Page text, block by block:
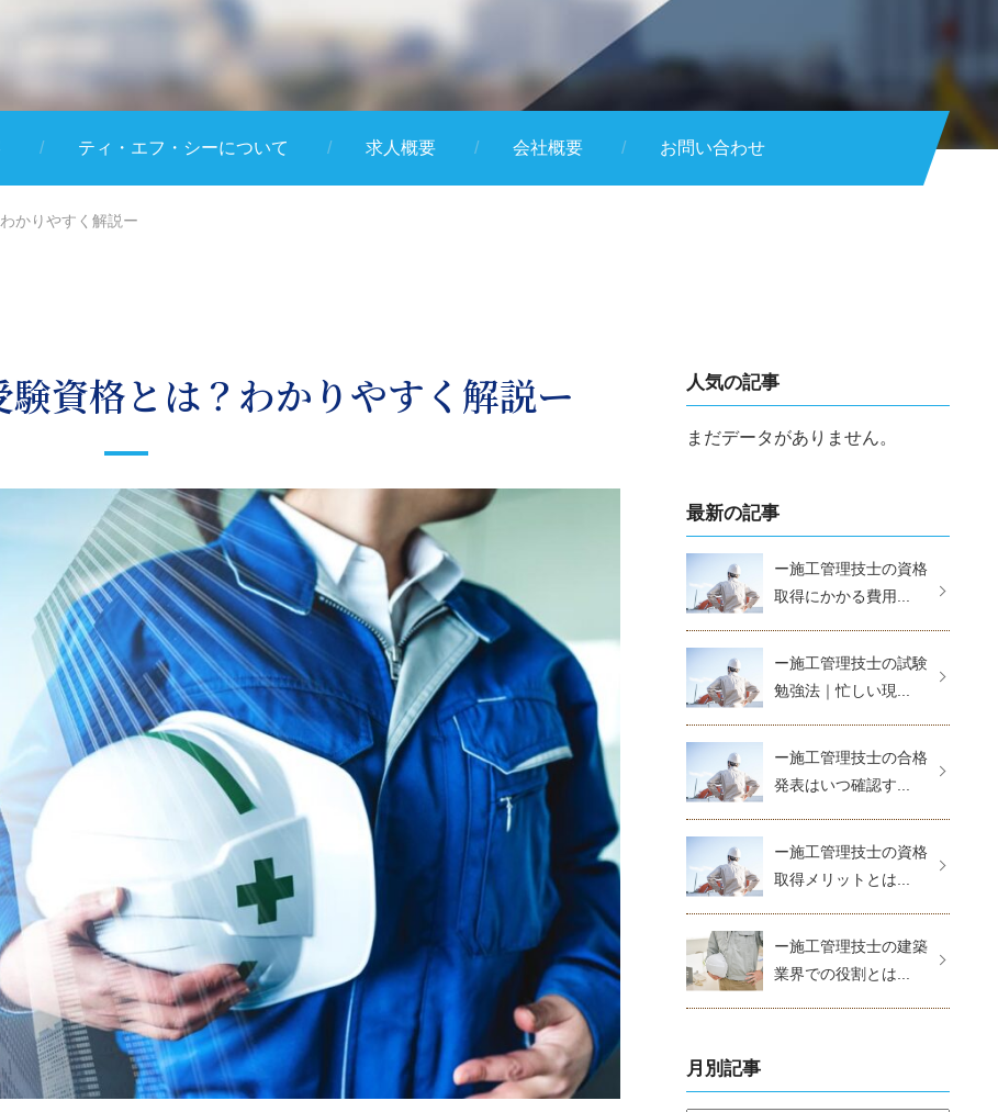
ティ・エフ・シーについて 求人概要 会社概要 お問い合わせ
かりやすく解説ー
資格とは？わかりやすく解説ー 人気の記事
まだデータがありません。
最新の記事
ー施工管理技士の資格
取得にかかる費用...
ー施工管理技士の試験
勉強法｜忙しい現...
ー施工管理技士の合格
発表はいつ確認す...
ー施工管理技士の資格
取得メリットとは...
ー施工管理技士の建築
業界での役割とは...
月別記事